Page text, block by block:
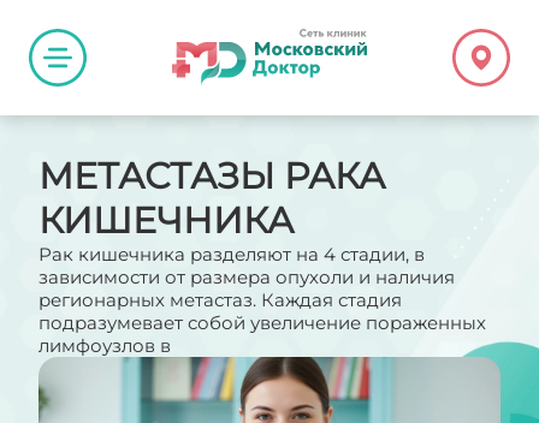
МЕТАСТАЗЫ РАКА
КИШЕЧНИКА
Рак кишечника разделяют на 4 стадии, в
зависимости от размера опухоли и наличия
регионарных метастаз. Каждая стадия
подразумевает собой увеличение пораженных
лимфоузлов в